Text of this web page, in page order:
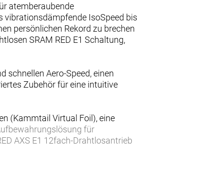
atemberaubende
vibrationsdämpfende IsoSpeed bis
persönlichen Rekord zu brechen
SRAM RED E1 Schaltung,
schnellen Aero-Speed, einen
Zubehör für eine intuitive
(Kammtail Virtual Foil), eine
für
AXS E1 12fach-Drahtlosantrieb